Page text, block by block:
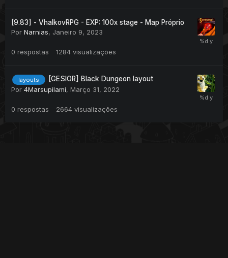
[9.83] - VhalkovRPG - EXP: 100x stage - Map Próprio
Por Narnias, Janeiro 9, 2023
0 respostas 1284 visualizações
layouts
[GESIOR] Black Dungeon layout
Por 4Marsupilami, Março 31, 2022
0 respostas 2664 visualizações